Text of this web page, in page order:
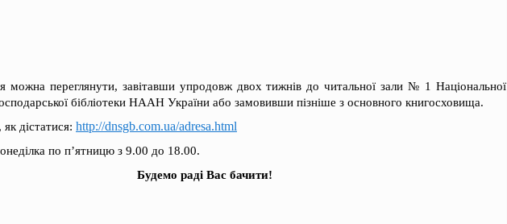
можна переглянути, завітавши упродовж двох тижнів до читальної зали № 1 Національної
бібліотеки НААН України або замовивши пізніше з основного книгосховища.
дістатися: http://dnsgb.com.ua/adresa.html
по п’ятницю з 9.00 до 18.00.
Будемо раді Вас бачити!